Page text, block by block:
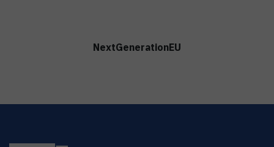
NextGenerationEU